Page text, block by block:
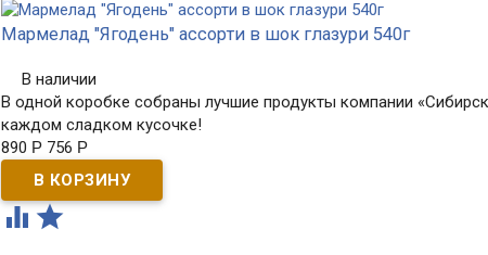
Мармелад "Ягодень" ассорти в шок глазури 540г
В наличии
В одной коробке собраны лучшие продукты компании
каждом сладком кусочке!
890 Р 756 Р
 